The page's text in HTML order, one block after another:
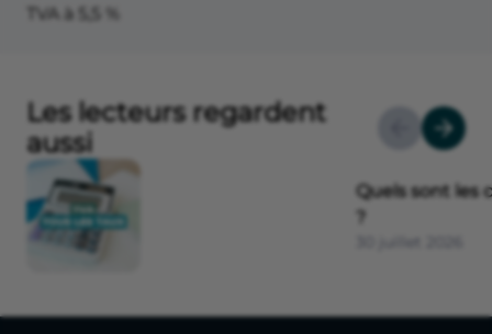
TVA à 5,5 %
Les lecteurs regardent
aussi
Quels sont les
?